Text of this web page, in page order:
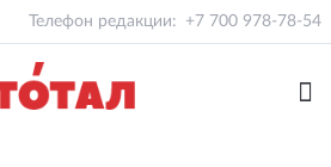
Телефон редакции: +7 700 978-78-54